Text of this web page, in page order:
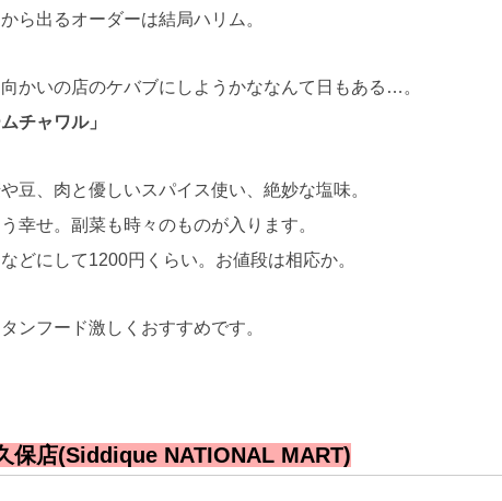
ら出るオーダーは結局ハリム。
かいの店のケバブにしようかななんて日もある…。
チャワル」
豆、肉と優しいスパイス使い、絶妙な塩味。
幸せ。副菜も時々のものが入ります。
どにして1200円くらい。お値段は相応か。
ンフード激しくおすすめです。
保店(Siddique NATIONAL MART)